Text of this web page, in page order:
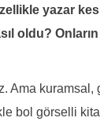
yazar
oldu? Onların
Ama kuramsal,
bol görselli